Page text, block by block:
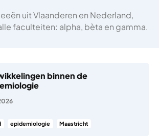
uit Vlaanderen en Nederland,
faculteiten: alpha, bèta en gamma.
binnen de
epidemiologie Maastricht